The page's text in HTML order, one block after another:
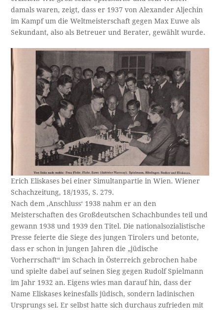
damals waren, zeigt, dass er 1937 von Alexander Aljechin
im Kampf um die Weltmeisterschaft gegen Max Euwe als
Sekundant, also als Betreuer und Berater, gewählt wurde.
Erich Eliskases bei einer Simultanpartie in Wien. Wiener
Schachzeitung, 18/1935, S. 279.
Nach dem ‚Anschluss‘ 1938 nahm er an den
Meisterschaften des Großdeutschen Schachbundes teil und
gewann 1938 und 1939 den Titel. Die nationalsozialistische
Presse feierte die Siege des jungen Tirolers und betonte,
dass er schon in jungen Jahren die „jüdische
Vorherrschaft“ im Schach in Österreich gebrochen habe
und spielte dabei auf seinen Sieg gegen Rudolf Spielmann
im Jahr 1932 an. Eigens wies man darauf hin, dass der
Name Eliskases keinesfalls jüdisch, sondern ladinischen
Ursprungs sei. Er selbst hatte sich durchaus zufrieden mit